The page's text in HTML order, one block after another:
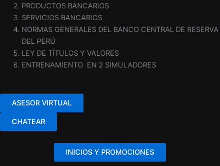
PRODUCTOS BANCARIOS
SERVICIOS BANCARIOS
NORMAS GENERALES DEL BANCO CENTRAL DE RESERVA
DEL PERÚ
LEY DE TÍTULOS Y VALORES
ENTRENAMIENTO EN 2 SIMULADORES
ASESOR VIRTUAL
CHATEAR
INICIOS Y PROMOCIONES